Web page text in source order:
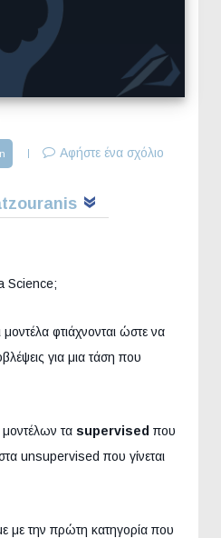
Αφήστε ένα σχόλιο
Science;
φτιάχνονται ώστε να
για μια τάση που
τα supervised που
unsupervised που γίνεται
με την πρώτη κατηγορία που